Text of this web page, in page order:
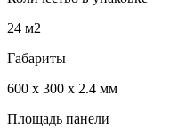
24 м2
Габариты
600 x 300 x 2.4 мм
Площадь панели